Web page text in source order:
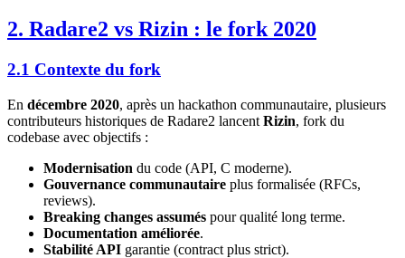
2. Radare2 vs Rizin : le fork 2020
2.1 Contexte du fork
En décembre 2020, après un hackathon communautaire, plusieurs
contributeurs historiques de Radare2 lancent Rizin, fork du
codebase avec objectifs :
Modernisation du code (API, C moderne).
Gouvernance communautaire plus formalisée (RFCs,
reviews).
Breaking changes assumés pour qualité long terme.
Documentation améliorée.
Stabilité API garantie (contract plus strict).